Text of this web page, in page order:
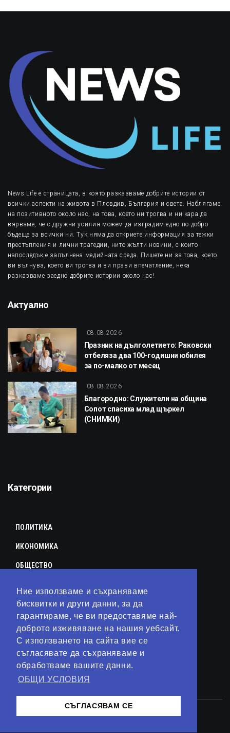
Ние използваме и съхраняваме
бисквитки и други данни, за да
гарантираме, че ви предоставяме най-
доброто изживяване на нашия уебсайт.
С използването на сайта вие се
съгласявате да съхраняваме и
обработваме вашите данни.
ОБЩИ УСЛОВИЯ
СЪГЛАСЯВАМ СЕ
News Life е страницата, в която разказваме добрите истории от
всички аспекти на живота в Пловдив, България и света. Наблягаме
на позитивното около нас, на това, което ни трогва и ни кара да
вярваме, че с дружни усилия можем да изградим едно по-добро
бъдеще за всички ни. Тук няма да откриете информация за тежки
престъпления и лични трагедии, нито жълти новини, с които
напоследък е запълнена медийната среда. Пишете ни за това, което
ви вълнува, което ви трогва и ви прави впечатление, нека
разказваме заедно добрите истории около нас!
Актуално
08.08.2026
Празник на дълголетието: Раковски
отбеляза два 100-годишни юбилея
за по-малко от месец
08.08.2026
Благородно: Служители на община
Сопот спасиха млад щъркел
(СНИМКИ)
Категории
ПОЛИТИКА
ИКОНОМИКА
ОБЩЕСТВО
КУЛТУРА
ЛАЙФСТАЙЛ
ТЕХНОЛОГИИ
АНАЛИЗИ
СВЯТ
© 2023 – Сайт отKirov Invest Group